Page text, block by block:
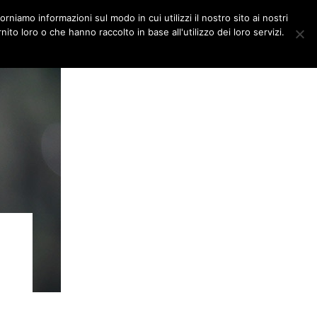
MULTIMEDIA
informazioni sul modo in cui utilizzi il nostro sito ai nostri
loro o che hanno raccolto in base all'utilizzo dei loro servizi.